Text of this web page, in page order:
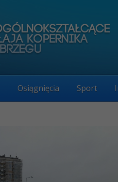
Osiągnięcia Sport